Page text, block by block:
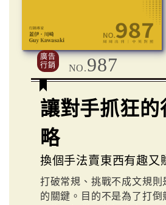
廣告
行銷
NO.987
讓對手抓狂的
略
換個手法賣東西有趣又
打破常規、挑戰不成文規則
的關鍵。目的不是為了打倒